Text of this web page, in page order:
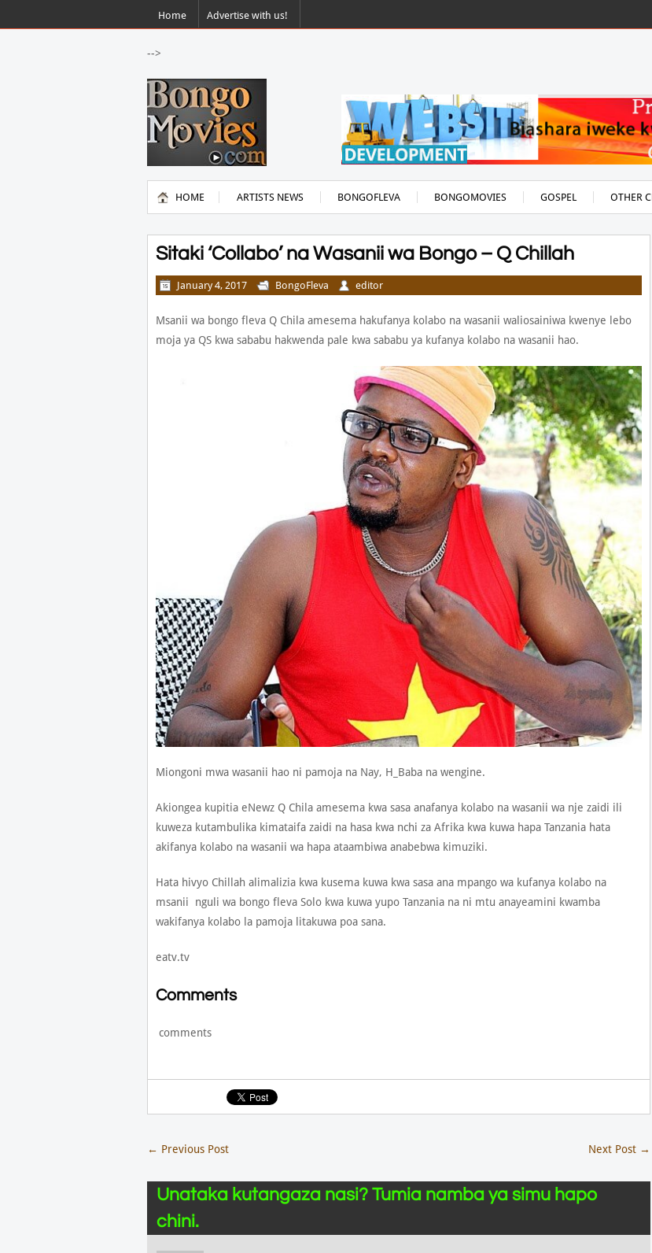
Home Advertise with us!
-->
HOME ARTISTS NEWS BONGOFLEVA BONGOMOVIES GOSPEL OTHER
Sitaki ‘Collabo’ na Wasanii wa Bongo – Q Chillah
January 4, 2017 BongoFleva editor
Msanii wa bongo fleva Q Chila amesema hakufanya kolabo na wasanii waliosainiwa kwenye lebo
moja ya QS kwa sababu hakwenda pale kwa sababu ya kufanya kolabo na wasanii hao.
Miongoni mwa wasanii hao ni pamoja na Nay, H_Baba na wengine.
Akiongea kupitia eNewz Q Chila amesema kwa sasa anafanya kolabo na wasanii wa nje zaidi ili
kuweza kutambulika kimataifa zaidi na hasa kwa nchi za Afrika kwa kuwa hapa Tanzania hata
akifanya kolabo na wasanii wa hapa ataambiwa anabebwa kimuziki.
Hata hivyo Chillah alimalizia kwa kusema kuwa kwa sasa ana mpango wa kufanya kolabo na
msanii nguli wa bongo fleva Solo kwa kuwa yupo Tanzania na ni mtu anayeamini kwamba
wakifanya kolabo la pamoja litakuwa poa sana.
eatv.tv
Comments
comments
← Previous Post Next Post →
Unataka kutangaza nasi? Tumia namba ya simu hapo
chini.